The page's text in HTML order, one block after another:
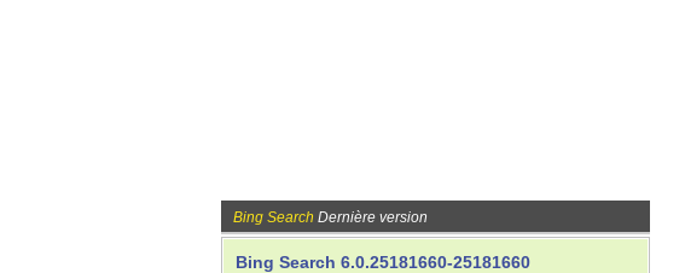
Bing Search Dernière version
Bing Search 6.0.25181660-25181660